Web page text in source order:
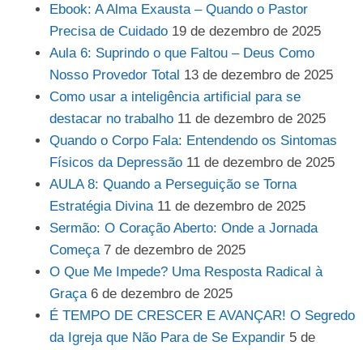
Ebook: A Alma Exausta – Quando o Pastor
Precisa de Cuidado 19 de dezembro de 2025
Aula 6: Suprindo o que Faltou – Deus Como
Nosso Provedor Total 13 de dezembro de 2025
Como usar a inteligência artificial para se
destacar no trabalho 11 de dezembro de 2025
Quando o Corpo Fala: Entendendo os Sintomas
Físicos da Depressão 11 de dezembro de 2025
AULA 8: Quando a Perseguição se Torna
Estratégia Divina 11 de dezembro de 2025
Sermão: O Coração Aberto: Onde a Jornada
Começa 7 de dezembro de 2025
O Que Me Impede? Uma Resposta Radical à
Graça 6 de dezembro de 2025
É TEMPO DE CRESCER E AVANÇAR! O Segredo
da Igreja que Não Para de Se Expandir 5 de